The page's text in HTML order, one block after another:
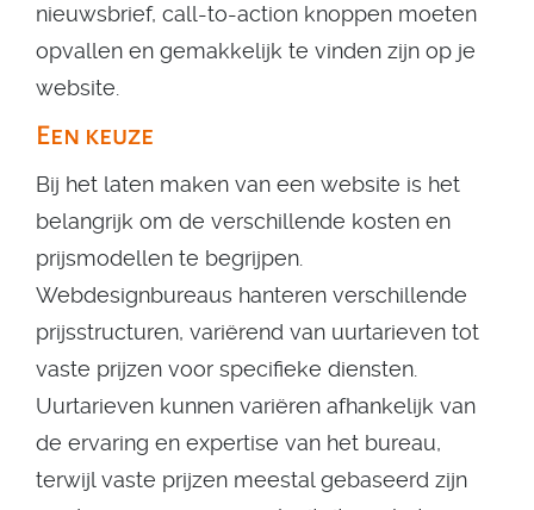
nieuwsbrief, call-to-action knoppen moeten
opvallen en gemakkelijk te vinden zijn op je
website.
Een keuze
Bij het laten maken van een website is het
belangrijk om de verschillende kosten en
prijsmodellen te begrijpen.
Webdesignbureaus hanteren verschillende
prijsstructuren, variërend van uurtarieven tot
vaste prijzen voor specifieke diensten.
Uurtarieven kunnen variëren afhankelijk van
de ervaring en expertise van het bureau,
terwijl vaste prijzen meestal gebaseerd zijn